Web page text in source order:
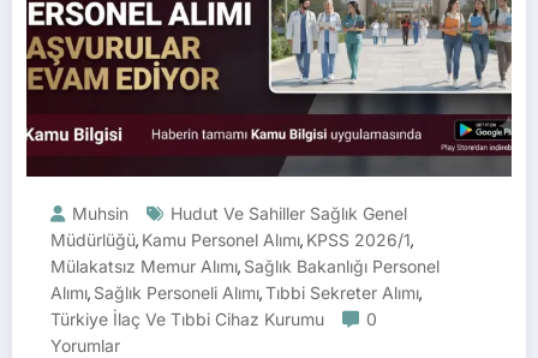
Muhsin
Hudut Ve Sahiller Sağlık Genel
Müdürlüğü, Kamu Personel Alımı, KPSS 2026/1,
Mülakatsız Memur Alımı, Sağlık Bakanlığı Personel
Alımı, Sağlık Personeli Alımı,Tıbbi Sekreter Alımı,
Türkiye İlaç Ve Tıbbi Cihaz Kurumu
0
Yorumlar